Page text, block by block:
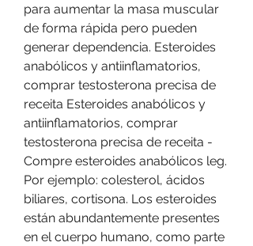
para aumentar la masa muscular
de forma rápida pero pueden
generar dependencia. Esteroides
anabólicos y antiinflamatorios,
comprar testosterona precisa de
receita Esteroides anabólicos y
antiinflamatorios, comprar
testosterona precisa de receita -
Compre esteroides anabólicos leg.
Por ejemplo: colesterol, ácidos
biliares, cortisona. Los esteroides
están abundantemente presentes
en el cuerpo humano, como parte